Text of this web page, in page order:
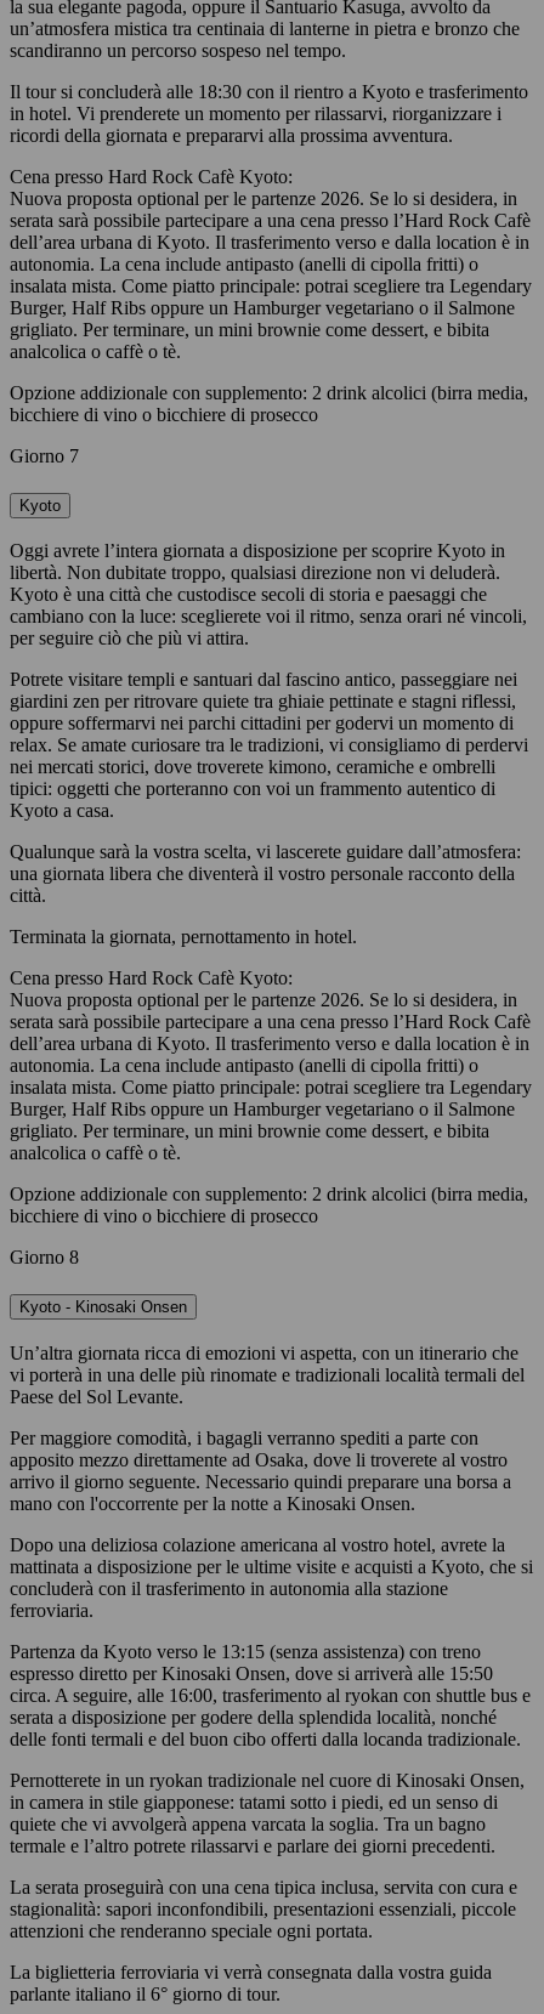
la sua elegante pagoda, oppure il Santuario Kasuga, avvolto da
un’atmosfera mistica tra centinaia di lanterne in pietra e bronzo che
scandiranno un percorso sospeso nel tempo.
Il tour si concluderà alle 18:30 con il rientro a Kyoto e trasferimento
in hotel. Vi prenderete un momento per rilassarvi, riorganizzare i
ricordi della giornata e prepararvi alla prossima avventura.
Cena presso Hard Rock Cafè Kyoto:
Nuova proposta optional per le partenze 2026. Se lo si desidera, in
serata sarà possibile partecipare a una cena presso l’Hard Rock Cafè
dell’area urbana di Kyoto. Il trasferimento verso e dalla location è in
autonomia. La cena include antipasto (anelli di cipolla fritti) o
insalata mista. Come piatto principale: potrai scegliere tra Legendary
Burger, Half Ribs oppure un Hamburger vegetariano o il Salmone
grigliato. Per terminare, un mini brownie come dessert, e bibita
analcolica o caffè o tè.
Opzione addizionale con supplemento: 2 drink alcolici (birra media,
bicchiere di vino o bicchiere di prosecco
Giorno 7
Kyoto
Oggi avrete l’intera giornata a disposizione per scoprire Kyoto in
libertà. Non dubitate troppo, qualsiasi direzione non vi deluderà.
Kyoto è una città che custodisce secoli di storia e paesaggi che
cambiano con la luce: sceglierete voi il ritmo, senza orari né vincoli,
per seguire ciò che più vi attira.
Potrete visitare templi e santuari dal fascino antico, passeggiare nei
giardini zen per ritrovare quiete tra ghiaie pettinate e stagni riflessi,
oppure soffermarvi nei parchi cittadini per godervi un momento di
relax. Se amate curiosare tra le tradizioni, vi consigliamo di perdervi
nei mercati storici, dove troverete kimono, ceramiche e ombrelli
tipici: oggetti che porteranno con voi un frammento autentico di
Kyoto a casa.
Qualunque sarà la vostra scelta, vi lascerete guidare dall’atmosfera:
una giornata libera che diventerà il vostro personale racconto della
città.
Terminata la giornata, pernottamento in hotel.
Cena presso Hard Rock Cafè Kyoto:
Nuova proposta optional per le partenze 2026. Se lo si desidera, in
serata sarà possibile partecipare a una cena presso l’Hard Rock Cafè
dell’area urbana di Kyoto. Il trasferimento verso e dalla location è in
autonomia. La cena include antipasto (anelli di cipolla fritti) o
insalata mista. Come piatto principale: potrai scegliere tra Legendary
Burger, Half Ribs oppure un Hamburger vegetariano o il Salmone
grigliato. Per terminare, un mini brownie come dessert, e bibita
analcolica o caffè o tè.
Opzione addizionale con supplemento: 2 drink alcolici (birra media,
bicchiere di vino o bicchiere di prosecco
Giorno 8
Kyoto - Kinosaki Onsen
Un’altra giornata ricca di emozioni vi aspetta, con un itinerario che
vi porterà in una delle più rinomate e tradizionali località termali del
Paese del Sol Levante.
Per maggiore comodità, i bagagli verranno spediti a parte con
apposito mezzo direttamente ad Osaka, dove li troverete al vostro
arrivo il giorno seguente. Necessario quindi preparare una borsa a
mano con l'occorrente per la notte a Kinosaki Onsen.
Dopo una deliziosa colazione americana al vostro hotel, avrete la
mattinata a disposizione per le ultime visite e acquisti a Kyoto, che si
concluderà con il trasferimento in autonomia alla stazione
ferroviaria.
Partenza da Kyoto verso le 13:15 (senza assistenza) con treno
espresso diretto per Kinosaki Onsen, dove si arriverà alle 15:50
circa. A seguire, alle 16:00, trasferimento al ryokan con shuttle bus e
serata a disposizione per godere della splendida località, nonché
delle fonti termali e del buon cibo offerti dalla locanda tradizionale.
Pernotterete in un ryokan tradizionale nel cuore di Kinosaki Onsen,
in camera in stile giapponese: tatami sotto i piedi, ed un senso di
quiete che vi avvolgerà appena varcata la soglia. Tra un bagno
termale e l’altro potrete rilassarvi e parlare dei giorni precedenti.
La serata proseguirà con una cena tipica inclusa, servita con cura e
stagionalità: sapori inconfondibili, presentazioni essenziali, piccole
attenzioni che renderanno speciale ogni portata.
La biglietteria ferroviaria vi verrà consegnata dalla vostra guida
parlante italiano il 6° giorno di tour.